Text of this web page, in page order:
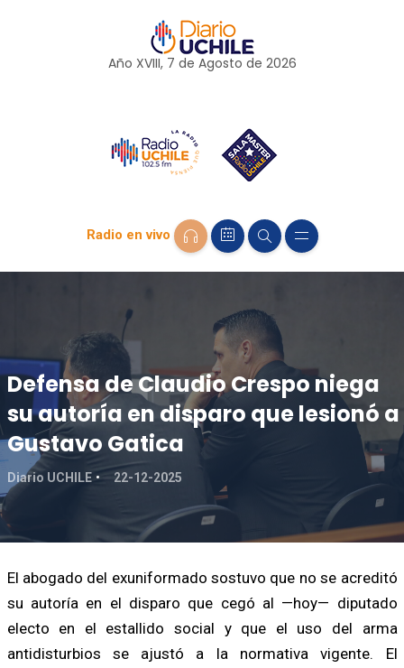
Año XVIII, 7 de Agosto de 2026
Radio en vivo
Defensa de Claudio Crespo niega
su autoría en disparo que lesionó a
Gustavo Gatica
Diario UCHILE 22-12-2025
El abogado del exuniformado sostuvo que no se acreditó
su autoría en el disparo que cegó al —hoy— diputado
electo en el estallido social y que el uso del arma
antidisturbios se ajustó a la normativa vigente. El